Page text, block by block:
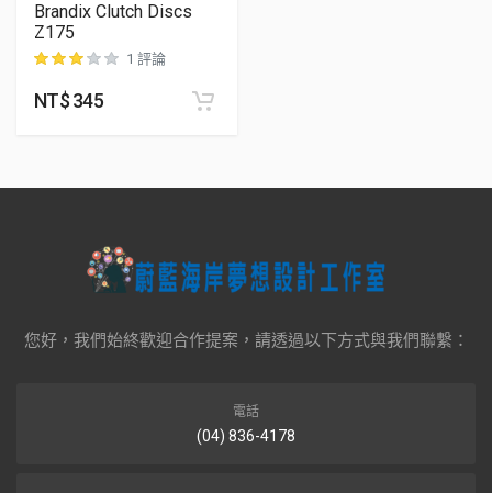
Brandix Clutch Discs
Z175
位顧客進行評分
1 評論
NT$345
您好，我們始終歡迎合作提案，請透過以下方式與我們聯繫：
電話
(04) 836-4178